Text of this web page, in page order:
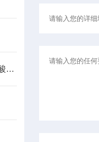
猴烟酰胺腺嘌呤二核苷酸磷酸（NADPH）ELISA